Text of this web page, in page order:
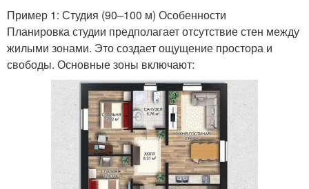
Пример 1: Студия (90–100 м) Особенности
Планировка студии предполагает отсутствие стен между
жилыми зонами. Это создает ощущение простора и
свободы. Основные зоны включают: